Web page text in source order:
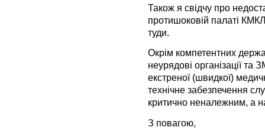
Також я свідчу про
протишоковій палаті
туди.
Окрім компетентних
неурядові організації
екстреної (швидкої)
технічне забезпечення
критично неналежним, а
З повагою,